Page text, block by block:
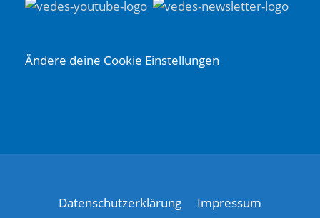
Ändere deine Cookie Einstellungen
Datenschutzerklärung Impressum